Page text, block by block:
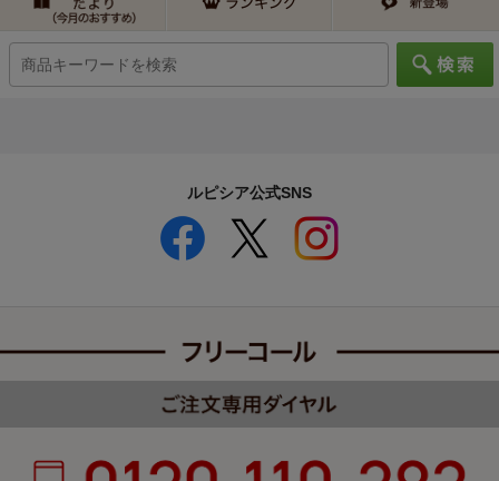
ルピシア公式SNS